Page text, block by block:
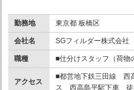
勤務地 東京都 板橋区
会社名 SGフィルダー株式会社
職種 ■仕分けスタッフ（荷物
アクセス
■都営地下鉄三田線 西
ス 西高島平駅下車 徒